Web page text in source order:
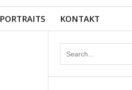
PORTRAITS KONTAKT